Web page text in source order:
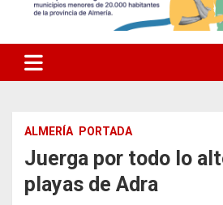
ALMERÍA PORTADA
Juerga por todo lo
playas de Adra